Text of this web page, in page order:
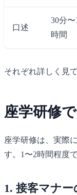
口述
30分〜
時間
それぞれ詳しく見
座学研修
座学研修は、実際
す。1〜2時間程度
1. 接客マナー